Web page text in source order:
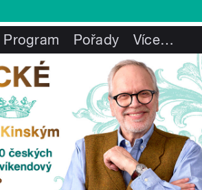
Program Pořady Více…